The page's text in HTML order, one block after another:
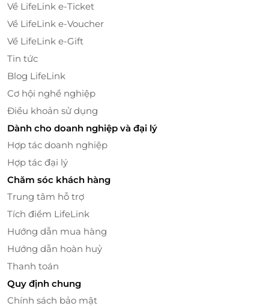
thực Âu - Á từ món khai vị đến các món ăn kèm, đáp
ứng mọi khẩu vị.
Về LifeLink e-Ticket
Về LifeLink e-Voucher
Về LifeLink e-Gift
Tin tức
Blog LifeLink
Cơ hội nghề nghiệp
Điều khoản sử dụng
Dành cho doanh nghiệp và đại lý
Hợp tác doanh nghiệp
Hợp tác đại lý
Chăm sóc khách hàng
Trung tâm hỗ trợ
Tích điểm LifeLink
Hướng dẫn mua hàng
Hướng dẫn hoàn huỷ
Thanh toán
Quy định chung
Chính sách bảo mật